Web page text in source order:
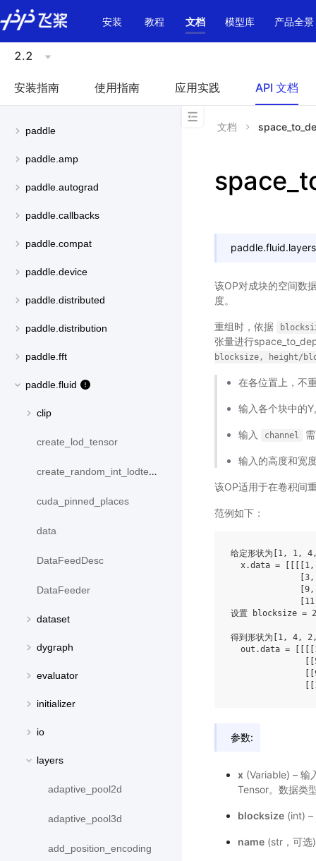
\u200E
安装
教程 文档 模型库 产品全景
2.2
安装指南 使用指南 应用实践 API 文档
paddle
paddle.amp
paddle.autograd
paddle.callbacks
paddle.compat
paddle.device
paddle.distributed
paddle.distribution
paddle.fft
paddle.fluid
clip
create_lod_tensor
create_random_int_lodtensor
cuda_pinned_places
data
DataFeedDesc
DataFeeder
dataset
dygraph
evaluator
initializer
io
layers
adaptive_pool2d
adaptive_pool3d
add_position_encoding
文档
该OP对成块的空间数
度。
重组时，依据
张量进行
blocksize, height/
在各位置上，不
输入各个块中的
输入 channel
输入的高度和宽
该OP适用于在卷积间
范例如下：
给定形状为[1, 1,
x.data =
设置 blocksize = 2
得到形状为[1, 4,
out.data =
参数:
x (Variable) – 输
Tensor。数据类
blocksize(int) –
name(str，可选